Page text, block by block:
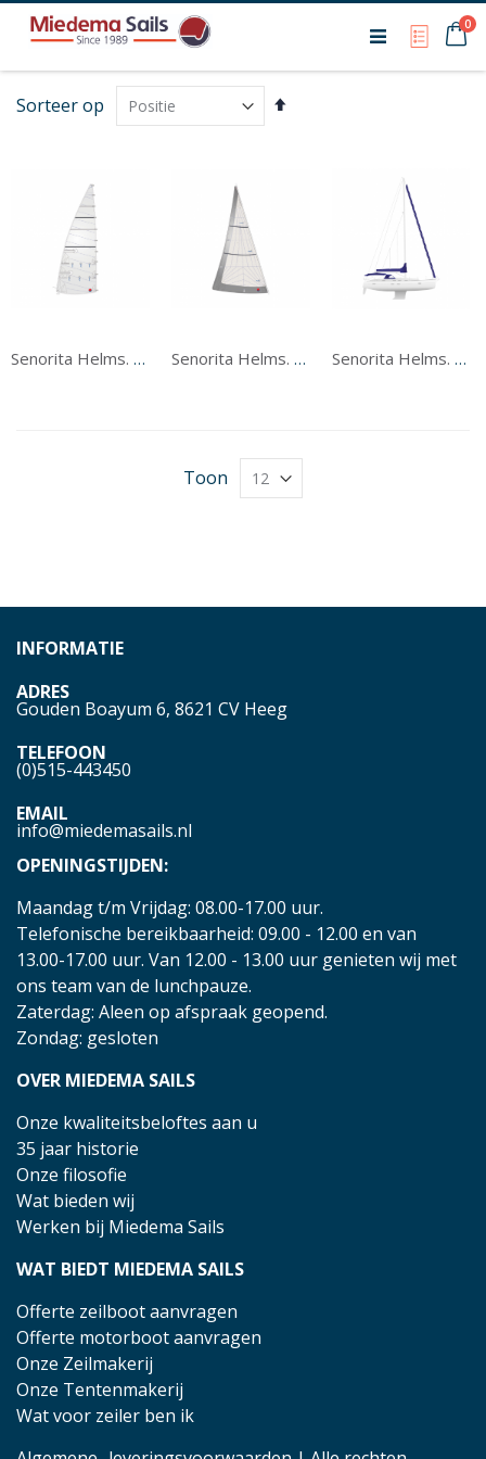
My0
Sorteer op
Van
Senorita Helms. Grootzeil Senorita Helms. Voorzeil Senorita Helms. Tentwerk
Toon
INFORMATIE
ADRES
Gouden Boayum 6, 8621 CV Heeg
TELEFOON
(0)515-443450
EMAIL
info@miedemasails.nl
OPENINGSTIJDEN:
Maandag t/m Vrijdag: 08.00-17.00 uur.
Telefonische bereikbaarheid: 09.00 - 12.00 en van
13.00-17.00 uur. Van 12.00 - 13.00 uur genieten wij met
ons team van de lunchpauze.
Zaterdag: Aleen op afspraak geopend.
Zondag: gesloten
OVER MIEDEMA SAILS
Onze kwaliteitsbeloftes aan u
35 jaar historie
Onze filosofie
Wat bieden wij
Werken bij Miedema Sails
WAT BIEDT MIEDEMA SAILS
Offerte zeilboot aanvragen
Offerte motorboot aanvragen
Onze Zeilmakerij
Onze Tentenmakerij
Wat voor zeiler ben ik